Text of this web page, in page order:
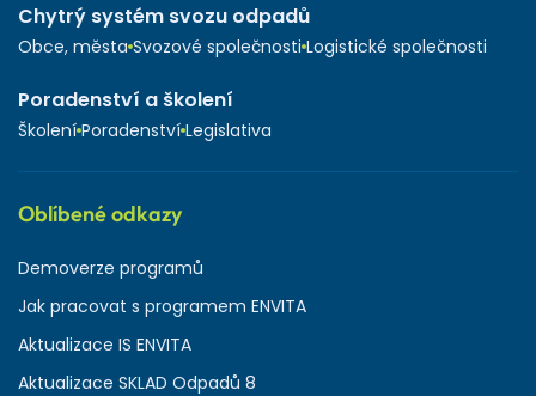
Chytrý systém svozu odpadů
Obce, města Svozové společnosti Logistické společnosti
Poradenství a školení
Školení Poradenství Legislativa
Oblíbené odkazy
Demoverze programů
Jak pracovat s programem ENVITA
Aktualizace IS ENVITA
Aktualizace SKLAD Odpadů 8